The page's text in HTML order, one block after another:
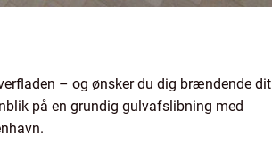
– og ønsker du dig brændende dit
på en grundig gulvafslibning med